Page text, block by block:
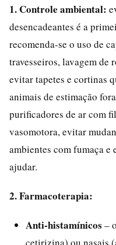
1. Controle ambiental:
desencadeantes é a
recomenda-se o uso de
travesseiros, lavagem de
evitar tapetes e cortinas
animais de estimação
purificadores de ar com
vasomotora, evitar
ambientes com fumaça e
ajudar.
2. Farmacoterapia:
Anti-histamínicos –
cetirizina) ou nasais